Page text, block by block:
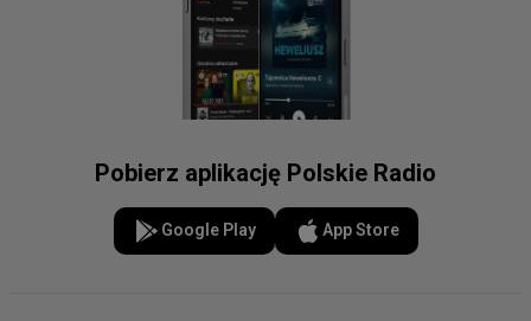
Pobierz aplikację Polskie Radio
Google Play App Store